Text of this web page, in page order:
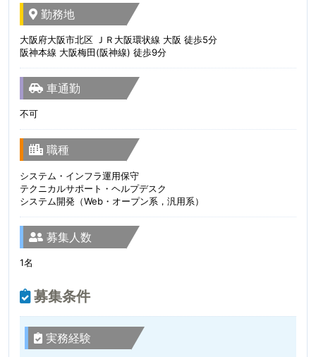
勤務地
大阪府大阪市北区 ＪＲ大阪環状線 大阪 徒歩5分
阪神本線 大阪梅田(阪神線) 徒歩9分
車通勤
不可
職種
システム・インフラ運用保守
テクニカルサポート・ヘルプデスク
システム開発（Web・オープン系，汎用系）
募集人数
1名
募集条件
実務経験